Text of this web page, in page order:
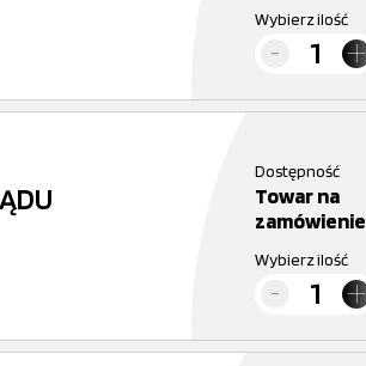
Wybierz ilość
Dostępność
Towar na
zamówienie
Wybierz ilość